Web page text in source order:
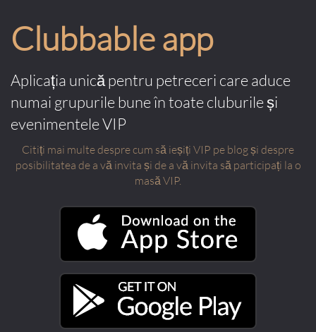
Clubbable app
Aplicația unică pentru petreceri care aduce
numai grupurile bune în toate cluburile și
evenimentele VIP
Citiți mai multe despre cum să ieșiți VIP pe blog și despre
posibilitatea de a vă invita și de a vă invita să participați la o
masă VIP.